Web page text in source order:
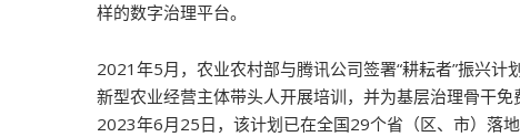
样的数字治理平台。
2021年5月，农业农村部与腾讯公司签署“耕耘者”振兴
新型农业经营主体带头人开展培训，并为基层治理骨干
2023年6月25日，该计划已在全国29个省（区、市）落